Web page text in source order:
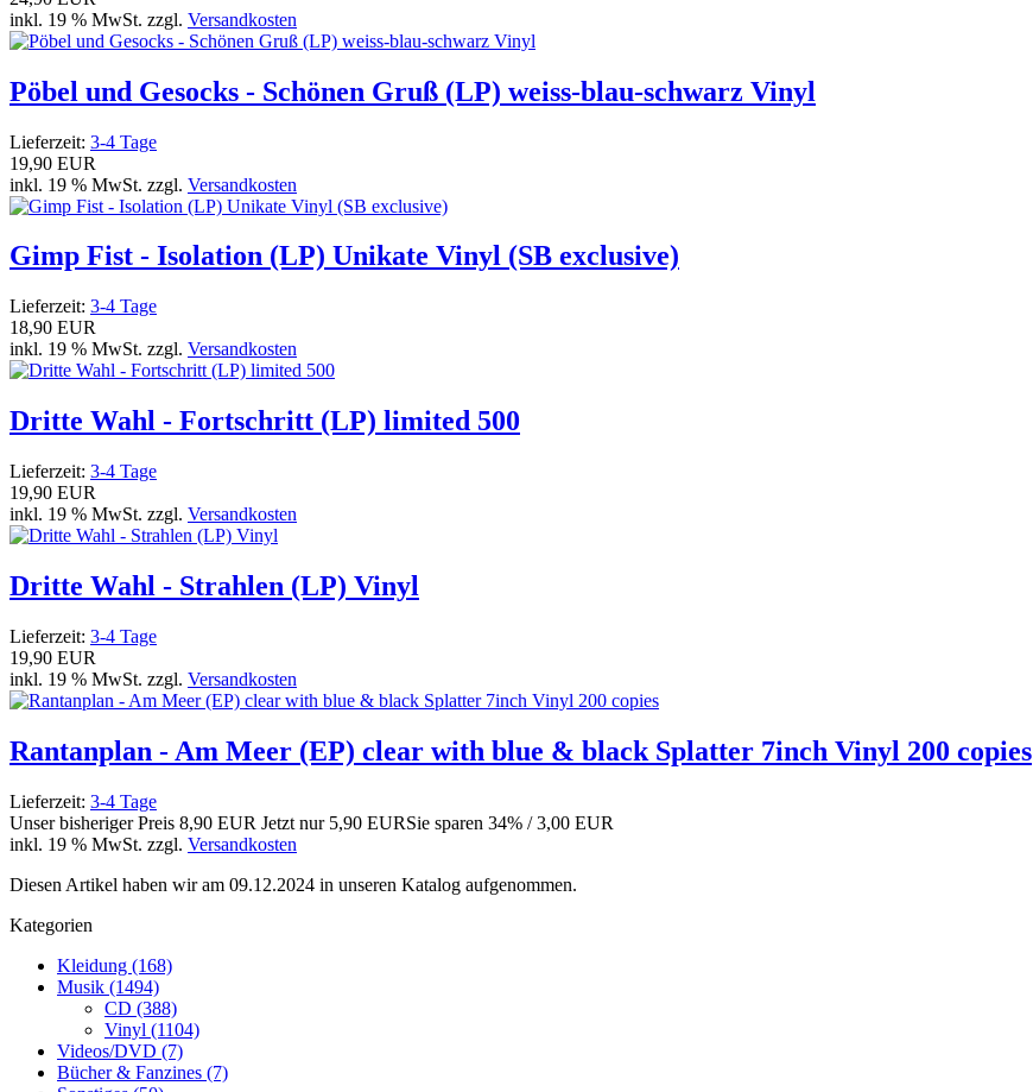
inkl. 19 % MwSt. zzgl. Versandkosten
Pöbel und Gesocks - Schönen Gruß (LP) weiss-blau-schwarz Vinyl
Lieferzeit: 3-4 Tage
19,90 EUR
inkl. 19 % MwSt. zzgl. Versandkosten
Gimp Fist - Isolation (LP) Unikate Vinyl (SB exclusive)
Lieferzeit: 3-4 Tage
18,90 EUR
inkl. 19 % MwSt. zzgl. Versandkosten
Dritte Wahl - Fortschritt (LP) limited 500
Lieferzeit: 3-4 Tage
19,90 EUR
inkl. 19 % MwSt. zzgl. Versandkosten
Dritte Wahl - Strahlen (LP) Vinyl
Lieferzeit: 3-4 Tage
19,90 EUR
inkl. 19 % MwSt. zzgl. Versandkosten
Rantanplan - Am Meer (EP) clear with blue & black Splatter 7inch Vinyl 200 copies
Lieferzeit: 3-4 Tage
Unser bisheriger Preis 8,90 EUR Jetzt nur 5,90 EURSie sparen 34% / 3,00 EUR
inkl. 19 % MwSt. zzgl. Versandkosten
Diesen Artikel haben wir am 09.12.2024 in unseren Katalog aufgenommen.
Kategorien
Kleidung (168)
Musik (1494)
CD (388)
Vinyl (1104)
Videos/DVD (7)
Bücher & Fanzines (7)